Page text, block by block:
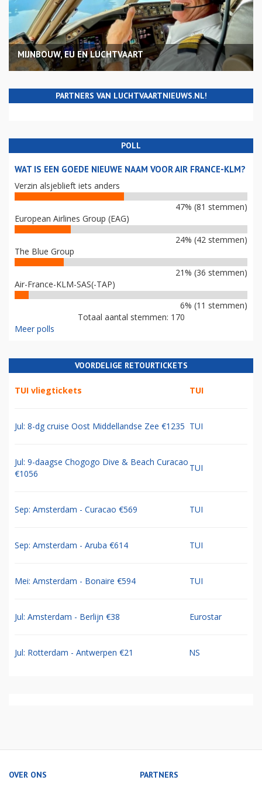
MIJNBOUW, EU EN LUCHTVAART
PARTNERS VAN LUCHTVAARTNIEUWS.NL!
POLL
WAT IS EEN GOEDE NIEUWE NAAM VOOR AIR FRANCE-KLM?
Verzin alsjeblieft iets anders
47% (81 stemmen)
European Airlines Group (EAG)
24% (42 stemmen)
The Blue Group
21% (36 stemmen)
Air-France-KLM-SAS(-TAP)
6% (11 stemmen)
Totaal aantal stemmen: 170
Meer polls
VOORDELIGE RETOURTICKETS
TUI vliegtickets TUI
Jul: 8-dg cruise Oost Middellandse Zee €1235 TUI
Jul: 9-daagse Chogogo Dive & Beach Curacao
€1056
TUI
Sep: Amsterdam - Curacao €569 TUI
Sep: Amsterdam - Aruba €614 TUI
Mei: Amsterdam - Bonaire €594 TUI
Jul: Amsterdam - Berlijn €38 Eurostar
Jul: Rotterdam - Antwerpen €21 NS
OVER ONS PARTNERS